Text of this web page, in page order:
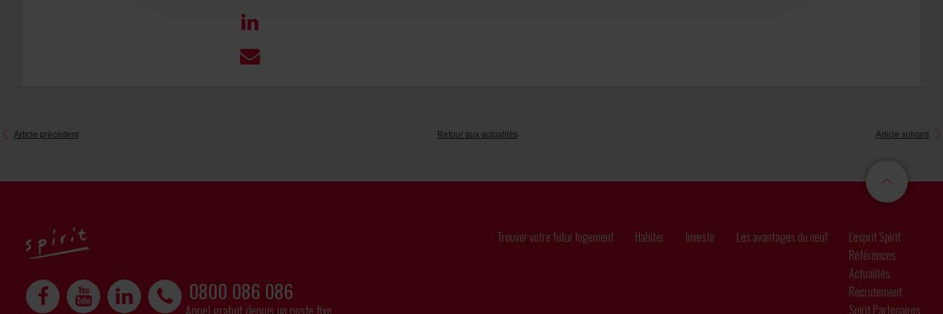
Article précédent Retour aux actualités Article suivant
0800 086 086
Appel gratuit depuis un poste fixe
Trouver votre futur logement Habiter Investir Les avantages du neuf
L'esprit Spirit
Références
Actualités
Recrutement
Spirit Partenaires